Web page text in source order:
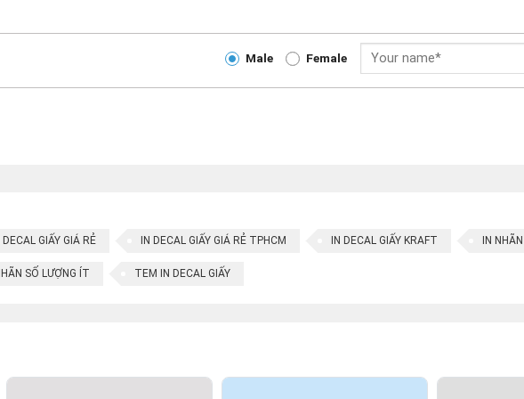
in tem nhãn decal để quảng bá sản phẩm, từ kinh doanh đồ ăn, mỹ phẩm cho đến
mang lại những lợi ích sau:
độc đáo.
in ấn đẹp sẽ tạo sự ấn tượng cho khách hàng.
về thương hiệu, sản phẩm để khách hàng có thể nhận biết.
Male Female
DECAL GIẤY GIÁ RẺ IN DECAL GIẤY GIÁ RẺ TPHCM IN DECAL GIẤY KRAFT IN
SỐ LƯỢNG ÍT TEM IN DECAL GIẤY